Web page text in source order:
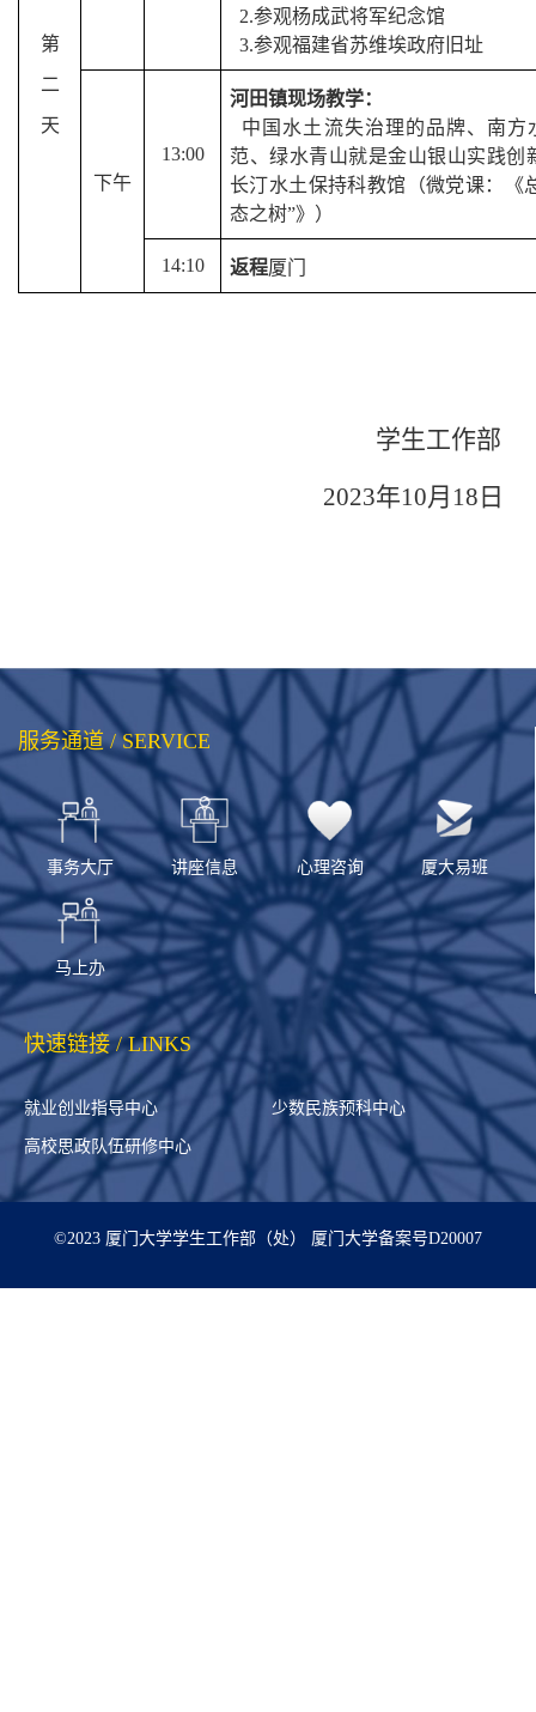
第
二
天
2.参观杨成武将军纪念馆
3.参观福建省苏维埃政府旧址
下午
13:00
河田镇现场教学：
中国水土流失治理的品牌、南方
范、绿水青山就是金山银山实践创
长汀水土保持科教馆（微党课：《
态之树”》）
14:10 返程厦门
学生工作部
2023年10月 18 日
服务通道 / SERVICE
事务大厅 讲座信息 心理咨询 厦大易班
马上办
快速链接 / LINKS
就业创业指导中心 少数民族预科中心
高校思政队伍研修中心
©2023 厦门大学学生工作部（处） 厦门大学备案号D20007